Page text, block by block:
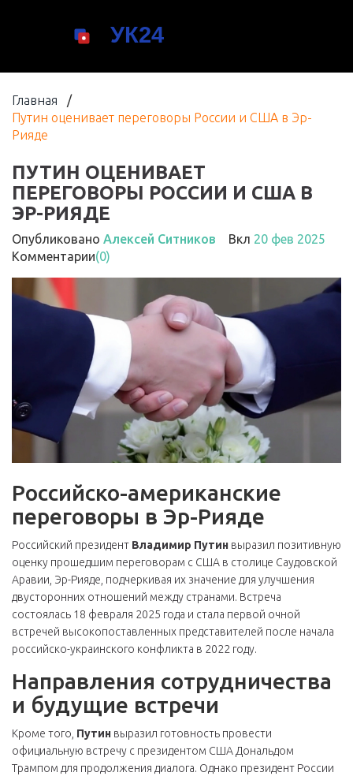
Главная /
Путин оценивает переговоры России и США в Эр-
Рияде
ПУТИН ОЦЕНИВАЕТ
ПЕРЕГОВОРЫ РОССИИ И США В
ЭР-РИЯДЕ
Опубликовано Алексей Ситников Вкл 20 фев 2025
Комментарии(0)
Российско-американские
переговоры в Эр-Рияде
Российский президент Владимир Путин выразил позитивную
оценку прошедшим переговорам с США в столице Саудовской
Аравии, Эр-Рияде, подчеркивая их значение для улучшения
двусторонних отношений между странами. Встреча
состоялась 18 февраля 2025 года и стала первой очной
встречей высокопоставленных представителей после начала
российско-украинского конфликта в 2022 году.
Направления сотрудничества
и будущие встречи
Кроме того, Путин выразил готовность провести
официальную встречу с президентом США Дональдом
Трампом для продолжения диалога. Однако президент России